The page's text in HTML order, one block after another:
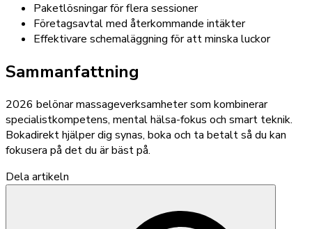
Paketlösningar för flera sessioner
Företagsavtal med återkommande intäkter
Effektivare schemaläggning för att minska luckor
Sammanfattning
2026 belönar massageverksamheter som kombinerar
specialistkompetens, mental hälsa-fokus och smart teknik.
Bokadirekt hjälper dig synas, boka och ta betalt så du kan
fokusera på det du är bäst på.
Dela artikeln